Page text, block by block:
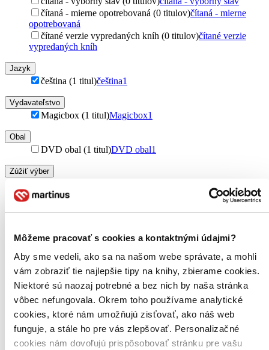
Môžeme pracovať s cookies a kontaktnými údajmi?
Aby sme vedeli, ako sa na našom webe správate, a mohli
vám zobraziť tie najlepšie tipy na knihy, zbierame cookies.
Niektoré sú naozaj potrebné a bez nich by naša stránka
vôbec nefungovala. Okrem toho používame analytické
cookies, ktoré nám umožňujú zisťovať, ako náš web
funguje, a stále ho pre vás zlepšovať. Personalizačné
cookies nám dovoľujú prispôsobovať stránku pre vašu
čítaná - mierne opotrebovaná (0 titulov)čítaná - mierne
opotrebovaná
čítané verzie vypredaných kníh (0 titulov)čítané verzie
vypredaných kníh
Jazyk
čeština (1 titul)čeština1
Vydavateľstvo
Magicbox (1 titul)Magicbox1
Obal
DVD obal (1 titul)DVD obal1
Zúžiť výber
Zoradiť
Bestsellery
Top hodnotené
Novinky
Najdrahšie
Najlacnejšie
Najvyššia zľava
Použité filtre